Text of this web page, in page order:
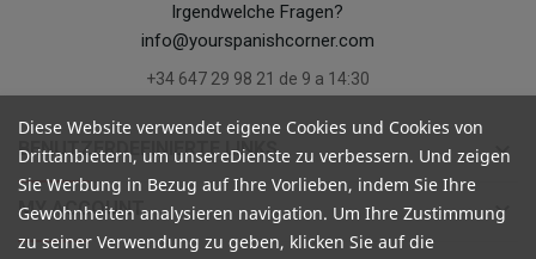
Irgendwelche Fragen?
info@yourspanishcorner.com
+34 647 29 98 21 de 9 a 14:30
BENUTZERDEFINIERTE LINKS keyboard_arrow_down
MY ACCOUNT keyboard_arrow_down
Diese Website verwendet eigene Cookies und Cookies von
Drittanbietern, um unsereDienste zu verbessern. Und zeigen
Sie Werbung in Bezug auf Ihre Vorlieben, indem Sie Ihre
Gewohnheiten analysieren navigation. Um Ihre Zustimmung
zu seiner Verwendung zu geben, klicken Sie auf die